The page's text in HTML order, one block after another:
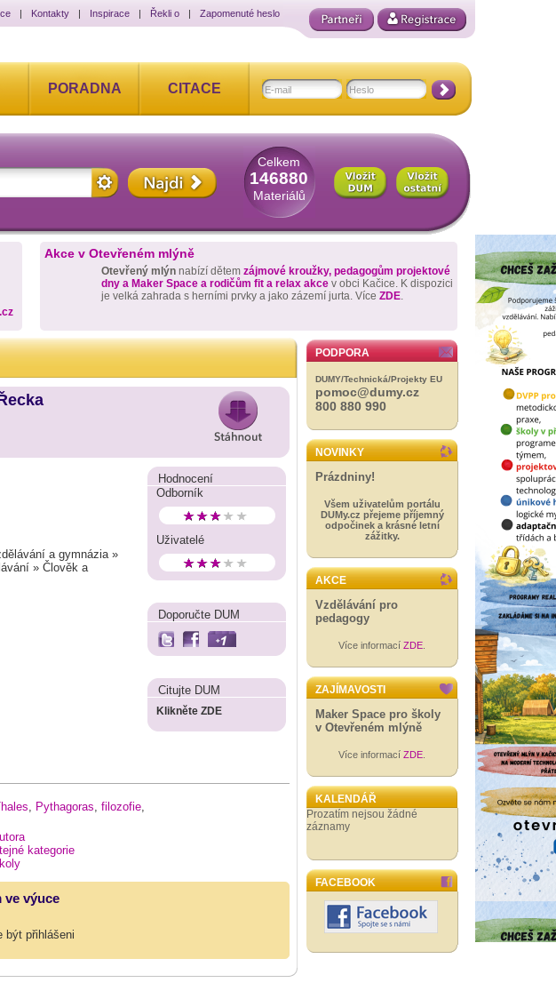
| Kontakty | Inspirace | Řekli o | Zapomenuté heslo
PORADNA CITACE
Celkem
146880
Materiálů
Akce v Otevřeném mlýně
Otevřený mlýn nabízí dětem zájmové kroužky, pedagogům projektové
dny a Maker Space a rodičům fit a relax akce v obci Kačice. K dispozici
je velká zahrada s herními prvky a jako zázemí jurta. Více ZDE.
a gymnázia »
» Člověk a
Hodnocení
Odborník
Uživatelé
Doporučte DUM
Citujte DUM
Klikněte ZDE
Pythagoras filozofie
kategorie
ve výuce
být přihlášeni
PODPORA
DUMY/Technická/Projekty EU
pomoc@dumy.cz
800 880 990
NOVINKY
Prázdniny!
Všem uživatelům portálu
DUMy.cz přejeme příjemný
odpočinek a krásné letní
zážitky.
AKCE
Vzdělávání pro
pedagogy
Více informací ZDE
ZAJÍMAVOSTI
Maker Space pro školy
v Otevřeném mlýně
Více informací ZDE
KALENDÁŘ
Prozatím nejsou žádné
záznamy
FACEBOOK